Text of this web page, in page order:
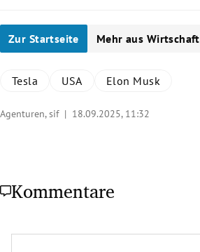
Zur Startseite Mehr aus Wirtschaft
Tesla USA Elon Musk
Agenturen, sif | 18.09.2025, 11:32
Kommentare